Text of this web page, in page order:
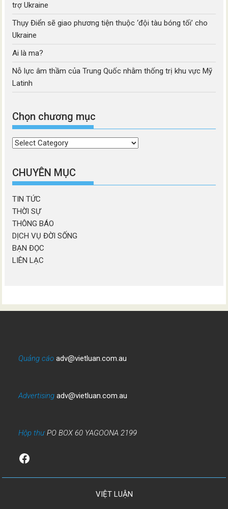
trợ Ukraine
Thụy Điển sẽ giao phương tiện thuộc ‘đội tàu bóng tối’ cho
Ukraine
Ai là ma?
Nỗ lực âm thầm của Trung Quốc nhằm thống trị khu vực Mỹ
Latinh
Chọn chương mục
Chọn
mục
CHUYÊN MỤC
TIN TỨC
THỜI SỰ
THÔNG BÁO
DỊCH VỤ ĐỜI SỐNG
BẠN ĐỌC
LIÊN LẠC
Quảng cáo adv@vietluan.com.au
Advertising adv@vietluan.com.au
Hộp thưPO BOX 60 YAGOONA 2199
Facebook
VIỆT LUẬN